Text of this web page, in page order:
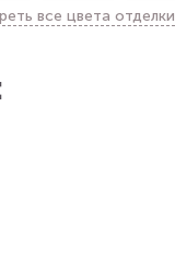
все цвета отделки